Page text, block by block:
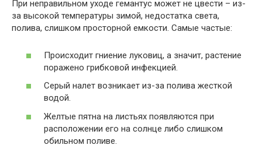
При неправильном уходе гемантус может не цвести – из-
за высокой температуры зимой, недостатка света,
полива, слишком просторной емкости. Самые частые:
Происходит гниение луковиц, а значит, растение
поражено грибковой инфекцией.
Серый налет возникает из-за полива жесткой
водой.
Желтые пятна на листьях появляются при
расположении его на солнце либо слишком
обильном поливе.